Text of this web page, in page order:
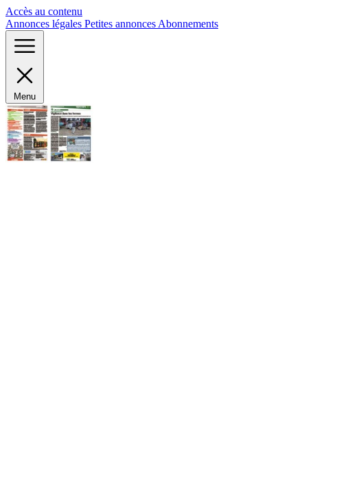
Accès au contenu
Annonces légales Petites annonces Abonnements
Menu
Panneau de gestion des cookies